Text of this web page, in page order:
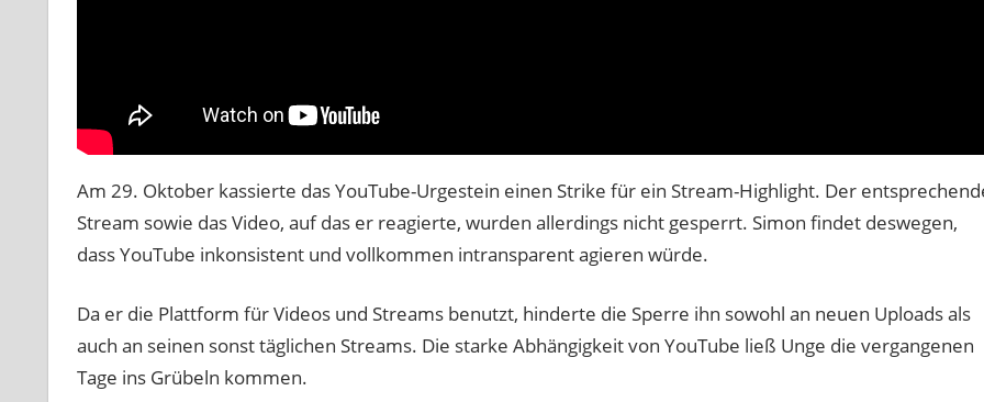
Am 29. Oktober kassierte das YouTube-Urgestein einen Strike für ein Stream-Highlight. Der
Stream sowie das Video, auf das er reagierte, wurden allerdings nicht gesperrt. Simon findet deswegen,
dass YouTube inkonsistent und vollkommen intransparent agieren würde.
Da er die Plattform für Videos und Streams benutzt, hinderte die Sperre ihn sowohl an neuen Uploads als
auch an seinen sonst täglichen Streams. Die starke Abhängigkeit von YouTube ließ Unge die vergangenen
Tage ins Grübeln kommen.